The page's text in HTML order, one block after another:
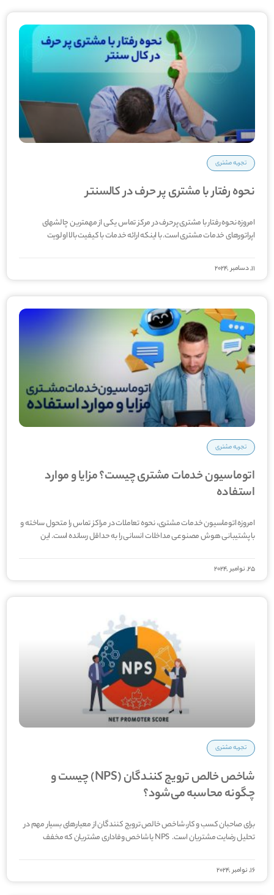
تجربه مشتری
نحوه رفتار با مشتری پر حرف در کالسنتر
امروزه نحوه رفتار با مشتری پرحرف در مرکز تماس یکی از مهم­ترین چالش­های
اپراتورهای خدمات مشتری است. با این­که ارائه خدمات با کیفیت بالا اولویت
11, دسامبر ,2024
تجربه مشتری
اتوماسیون خدمات مشتری چیست؟ مزایا و موارد
استفاده
امروزه اتوماسیون خدمات مشتری، نحوه تعاملات در مراکز تماس را متحول ساخته و
با پشتیبانی هوش مصنوعی مداخلات انسانی را به حداقل رسانده است. این
25, نوامبر ,2024
تجربه مشتری
شاخص خالص ترویج کنندگان (NPS) چیست و
چگونه محاسبه می‌شود؟
برای صاحبان کسب و کار، شاخص خالص ترویج کنندگان از معیارهای بسیار مهم در
تحلیل رضایت مشتریان است. NPS یا شاخص وفاداری مشتریان که مخفف
16, نوامبر ,2024